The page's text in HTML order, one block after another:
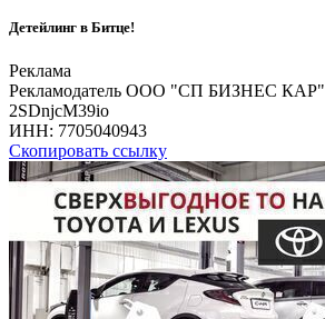
Детейлинг в Битце!
Реклама
Рекламодатель ООО "СП БИЗНЕС КАР"
2SDnjcM39io
ИНН: 7705040943
Скопировать ссылку